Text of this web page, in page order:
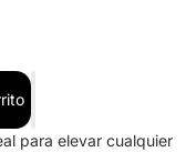
para elevar cualquier